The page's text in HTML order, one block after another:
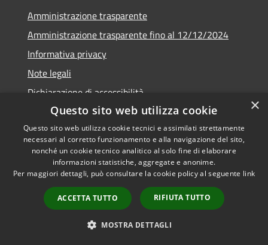
Amministrazione trasparente
Amministrazione trasparente fino al 12/12/2024
Informativa privacy
Note legali
Dichiarazione di accessibilità
Piano di miglioramento
RSS
Accessibility
Copyright © 2026 • Town of •
Powered byMunicipium
Admin access
×
Questo sito web utilizza cookie
Questo sito web utilizza cookie tecnici e assimilati strettamente
necessari al corretto funzionamento e alla navigazione del sito,
nonché un cookie tecnico analitico al solo fine di elaborare
informazioni statistiche, aggregate e anonime.
Per maggiori dettagli, può consultare la cookie policy al seguente link
ACCETTA TUTTO RIFIUTA TUTTO
MOSTRA DETTAGLI